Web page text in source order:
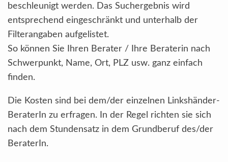
beschleunigt werden. Das Suchergebnis wird
entsprechend eingeschränkt und unterhalb der
Filterangaben aufgelistet.
So können Sie Ihren Berater / Ihre Beraterin nach
Schwerpunkt, Name, Ort, PLZ usw. ganz einfach
finden.
Die Kosten sind bei dem/der einzelnen Linkshänder-
BeraterIn zu erfragen. In der Regel richten sie sich
nach dem Stundensatz in dem Grundberuf des/der
BeraterIn.